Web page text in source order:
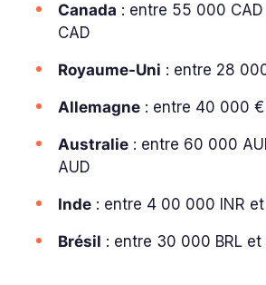
Canada : entre 55 000
CAD
Royaume-Uni : entre 28
Allemagne : entre 40 000
Australie : entre 60 000
AUD
Inde : entre 4 00 000 INR
Brésil : entre 30 000 BRL